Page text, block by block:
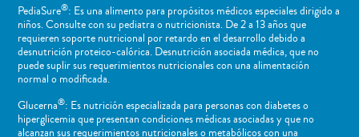
PediaSure®: Es una alimento para propósitos médicos especiales dirigido a
niños​. Consulte con su pediatra o nutricionista. De 2 a 13 años que
requieren soporte nutricional por retardo en el desarrollo debido a
desnutrición proteico-calórica. Desnutrición asociada médica, que no
puede suplir sus requerimientos nutricionales con una alimentación
normal o ​modificada.
Glucerna®: Es nutrición especializada para personas con diabetes o
hiperglicemia que presentan condiciones médicas asociadas y que no
alcanzan sus requerimientos nutricionales o metabólicos con una